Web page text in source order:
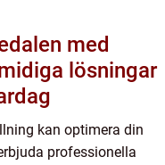
med
lösningar
kan optimera din
professionella